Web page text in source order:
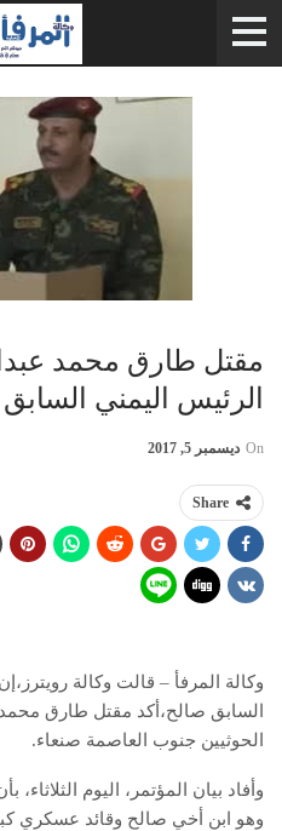
مقتل طارق محمد
الرئيس اليمني
On ديسمبر 5, 2017
Share
وكالة المرفأ – قالت وكالة
السابق صالح،أكد مقتل طارق
الحوثيين جنوب العاصمة صنعاء.
وأفاد بيان المؤتمر، اليوم
وهو ابن أخي صالح وقائد عسكري